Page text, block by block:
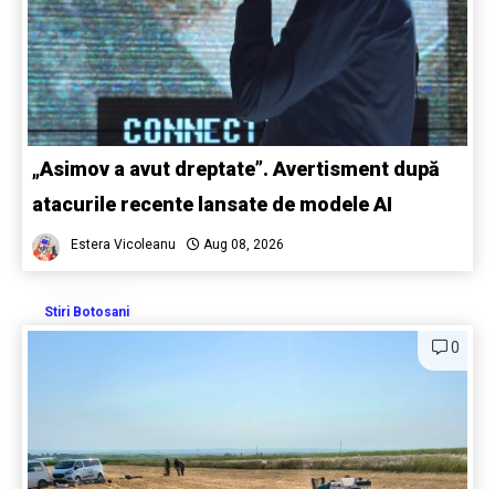
„Asimov a avut dreptate”. Avertisment după
atacurile recente lansate de modele AI
Estera Vicoleanu Aug 08, 2026
Stiri Botosani
0